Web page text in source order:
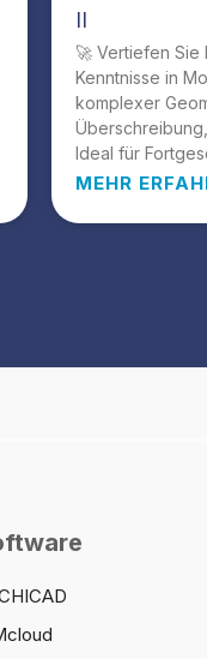
II
🚀 Vertiefen Sie
Kenntnisse in
komplexer
Ideal für
MEHR